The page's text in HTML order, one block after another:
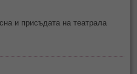
и присъдата на театрала